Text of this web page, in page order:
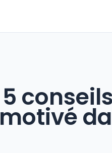
5
motivé